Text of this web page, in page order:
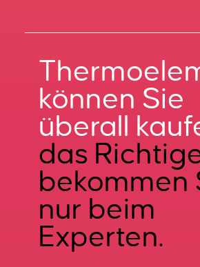
können Sie
überall
das
bekommen
nur beim
Experten.